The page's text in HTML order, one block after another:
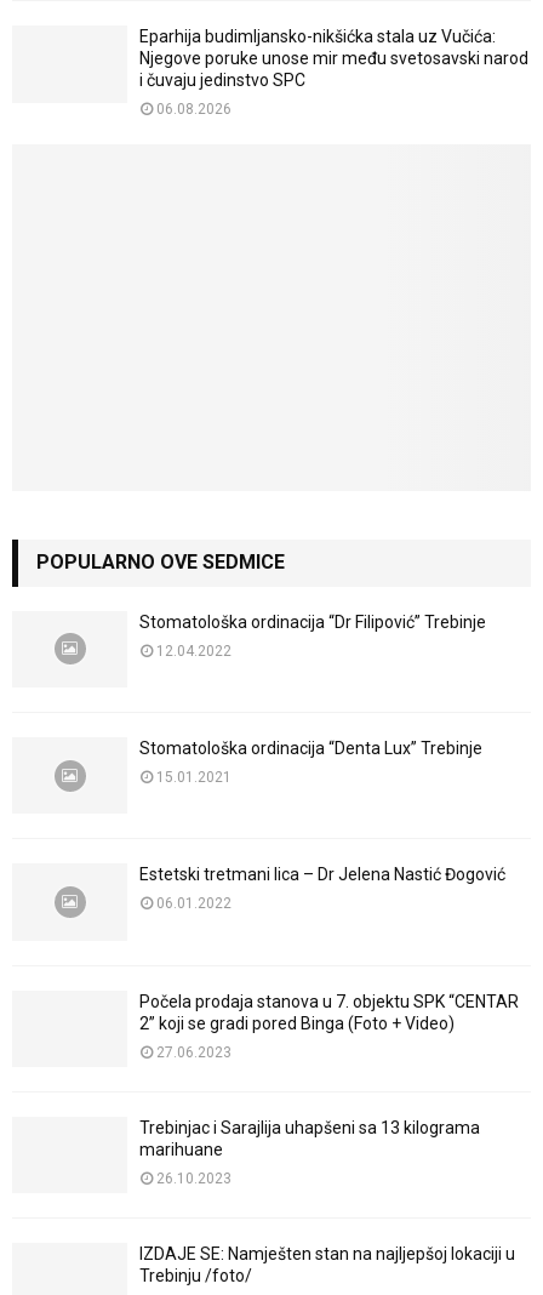
Eparhija budimljansko-nikšićka stala uz Vučića:
Njegove poruke unose mir među svetosavski narod
i čuvaju jedinstvo SPC
06.08.2026
POPULARNO OVE SEDMICE
Stomatološka ordinacija “Dr Filipović” Trebinje
12.04.2022
Stomatološka ordinacija “Denta Lux” Trebinje
15.01.2021
Estetski tretmani lica – Dr Jelena Nastić Đogović
06.01.2022
Počela prodaja stanova u 7. objektu SPK “CENTAR
2” koji se gradi pored Binga (Foto + Video)
27.06.2023
Trebinjac i Sarajlija uhapšeni sa 13 kilograma
marihuane
26.10.2023
IZDAJE SE: Namješten stan na najljepšoj lokaciji u
Trebinju /foto/